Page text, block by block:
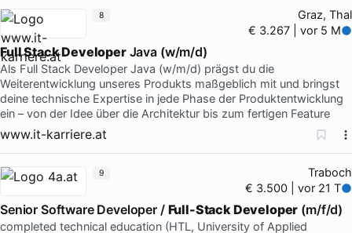
Graz, Thal
€ 3.267 | vor 5 M
Full Stack DeveloperJava (w/m/d)
Als Full Stack Developer Java (w/m/d) prägst du die
Weiterentwicklung unseres Produkts maßgeblich mit und bringst
deine technische Expertise in jede Phase der Produktentwicklung
ein – von der Idee über die Architektur bis zum fertigen Feature
www.it-karriere.at
8
Traboch
€ 3.500 | vor 21 T
Senior Software Developer / Full-Stack Developer (m/f/d)
completed technical education (HTL, University of Applied
9